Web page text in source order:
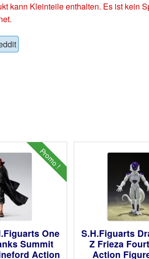
kann Kleinteile enthalten. Es ist kein
Promo !
One
Summit
Action
S.H.Figuarts
Z Frieza
Action